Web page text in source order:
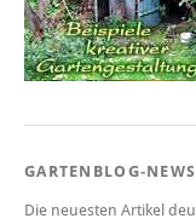
GARTENBLOG-NEWS
Die neuesten Artikel